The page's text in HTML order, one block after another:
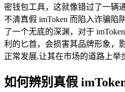
密钱包工具，这就像错过了一辆
不清真假 imToken 而陷入诈骗陷
了一个无底的深渊，对于
利的匕首，会损害其品牌形象，
正常发展,让其在市场的道路上举
如何辨别真假